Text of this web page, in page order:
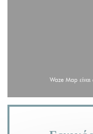
Waze Map είναι